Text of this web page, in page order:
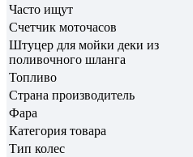
Часто ищут
Счетчик моточасов
Штуцер для мойки деки из
поливочного шланга
Топливо
Страна производитель
Фара
Категория товара
Тип колес